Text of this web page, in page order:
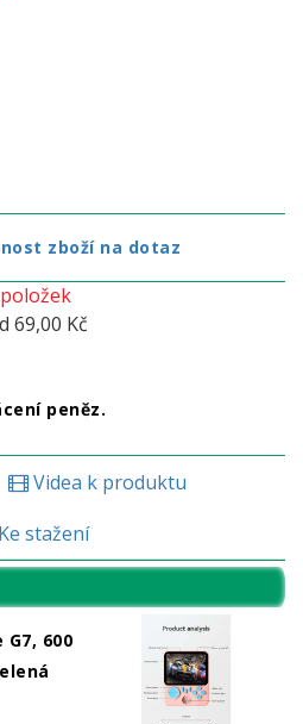
zboží na dotaz
69,00 Kč
peněz.
Videa k produktu
Ke stažení
600